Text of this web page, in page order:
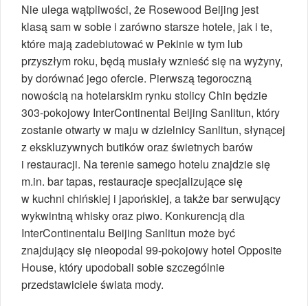
Nie ulega wątpliwości, że Rosewood Beijing jest
klasą sam w sobie i zarówno starsze hotele, jak i te,
które mają zadebiutować w Pekinie w tym lub
przyszłym roku, będą musiały wznieść się na wyżyny,
by dorównać jego ofercie. Pierwszą tegoroczną
nowością na hotelarskim rynku stolicy Chin będzie
303-pokojowy InterContinental Beijing Sanlitun, który
zostanie otwarty w maju w dzielnicy Sanlitun, słynącej
z ekskluzywnych butików oraz świetnych barów
i restauracji. Na terenie samego hotelu znajdzie się
m.in. bar tapas, restauracje specjalizujące się
w kuchni chińskiej i japońskiej, a także bar serwujący
wykwintną whisky oraz piwo. Konkurencją dla
InterContinentalu Beijing Sanlitun może być
znajdujący się nieopodal 99-pokojowy hotel Opposite
House, który upodobali sobie szczególnie
przedstawiciele świata mody.